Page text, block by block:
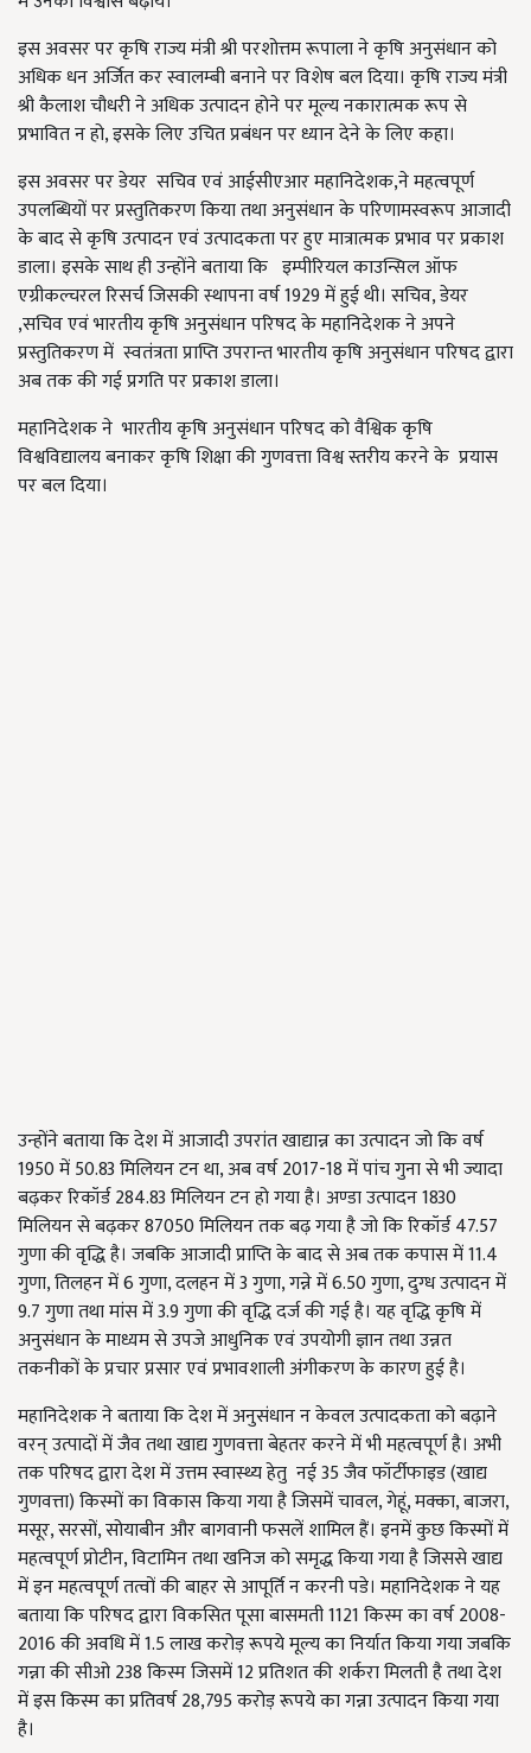
इस अवसर पर कृषि राज्य मंत्री श्री परशोत्तम रूपाला ने कृषि अनुसंधान को
अधिक धन अर्जित कर स्वालम्बी बनाने पर विशेष बल दिया। कृषि राज्य मंत्री
श्री कैलाश चौधरी ने अधिक उत्पादन होने पर मूल्य नकारात्मक रूप से
प्रभावित न हो, इसके लिए उचित प्रबंधन पर ध्यान देने के लिए कहा।
इस अवसर पर डेयर सचिव एवं आईसीएआर महानिदेशक,ने महत्वपूर्ण
उपलब्धियों पर प्रस्तुतिकरण किया तथा अनुसंधान के परिणामस्वरूप आजादी
के बाद से कृषि उत्पादन एवं उत्पादकता पर हुए मात्रात्मक प्रभाव पर प्रकाश
डाला। इसके साथ ही उन्होंने बताया कि इम्पीरियल काउन्सिल ऑफ
एग्रीकल्चरल रिसर्च जिसकी स्थापना वर्ष 1929 में हुई थी। सचिव, डेयर
,सचिव एवं भारतीय कृषि अनुसंधान परिषद के महानिदेशक ने अपने
प्रस्तुतिकरण में स्वतंत्रता प्राप्ति उपरान्त भारतीय कृषि अनुसंधान परिषद द्वारा
अब तक की गई प्रगति पर प्रकाश डाला।
महानिदेशक ने भारतीय कृषि अनुसंधान परिषद को वैश्विक कृषि
विश्वविद्यालय बनाकर कृषि शिक्षा की गुणवत्ता विश्व स्तरीय करने के प्रयास
पर बल दिया।
उन्होंने बताया कि देश में आजादी उपरांत खाद्यान्न का उत्पादन जो कि वर्ष
1950 में 50.83 मिलियन टन था, अब वर्ष 2017-18 में पांच गुना से भी ज्यादा
बढ़कर रिकॉर्ड 284.83 मिलियन टन हो गया है। अण्डा उत्पादन 1830
मिलियन से बढ़कर 87050 मिलियन तक बढ़ गया है जो कि रिकॉर्ड 47.57
गुणा की वृद्धि है। जबकि आजादी प्राप्ति के बाद से अब तक कपास में 11.4
गुणा, तिलहन में 6 गुणा, दलहन में 3 गुणा, गन्ने में 6.50 गुणा, दुग्ध उत्पादन में
9.7 गुणा तथा मांस में 3.9 गुणा की वृद्धि दर्ज की गई है। यह वृद्धि कृषि में
अनुसंधान के माध्यम से उपजे आधुनिक एवं उपयोगी ज्ञान तथा उन्नत
तकनीकों के प्रचार प्रसार एवं प्रभावशाली अंगीकरण के कारण हुई है।
महानिदेशक ने बताया कि देश में अनुसंधान न केवल उत्पादकता को बढ़ाने
वरन् उत्पादों में जैव तथा खाद्य गुणवत्ता बेहतर करने में भी महत्वपूर्ण है। अभी
तक परिषद द्वारा देश में उत्तम स्वास्थ्य हेतु नई 35 जैव फॉर्टीफाइड (खाद्य
गुणवत्ता) किस्मों का विकास किया गया है जिसमें चावल, गेहूं, मक्का, बाजरा,
मसूर, सरसों, सोयाबीन और बागवानी फसलें शामिल हैं। इनमें कुछ किस्मों में
महत्वपूर्ण प्रोटीन, विटामिन तथा खनिज को समृद्ध किया गया है जिससे खाद्य
में इन महत्वपूर्ण तत्वों की बाहर से आपूर्ति न करनी पडे। महानिदेशक ने यह
बताया कि परिषद द्वारा विकसित पूसा बासमती 1121 किस्म का वर्ष 2008-
2016 की अवधि में 1.5 लाख करोड़ रूपये मूल्य का निर्यात किया गया जबकि
गन्ना की सीओ 238 किस्म जिसमें 12 प्रतिशत की शर्करा मिलती है तथा देश
में इस किस्म का प्रतिवर्ष 28,795 करोड़ रूपये का गन्ना उत्पादन किया गया
है।